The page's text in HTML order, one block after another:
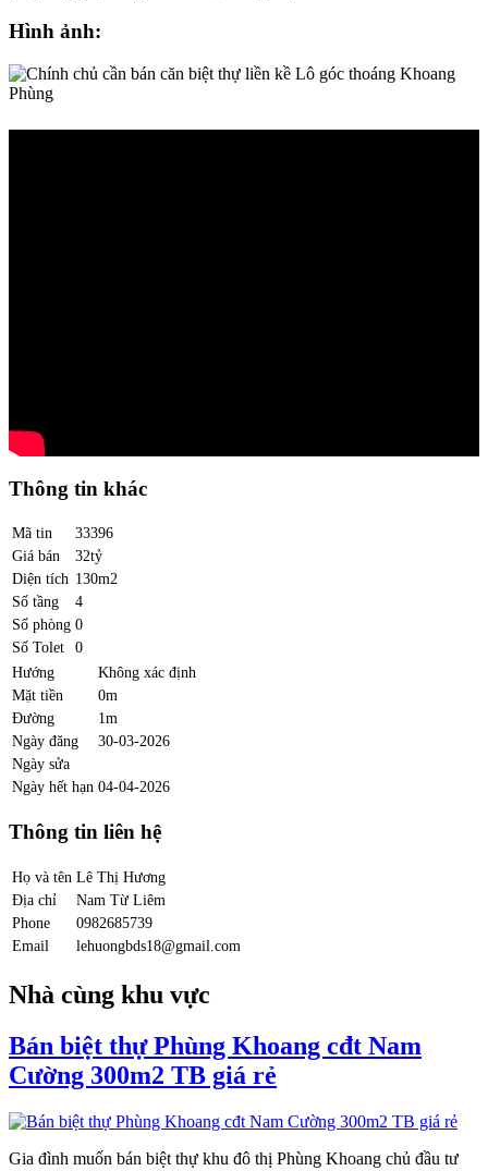
Hình ảnh:
Thông tin khác
Mã tin
33396
Giá bán
32tỷ
Diện tích 130m2
Số tầng
4
Số phòng 0
Số Tolet
0
Hướng
Không xác định
Mặt tiền
0m
Đường
1m
Ngày đăng
30-03-2026
Ngày sửa
Ngày hết hạn 04-04-2026
Thông tin liên hệ
Họ và tên Lê Thị Hương
Địa chỉ
Nam Từ Liêm
Phone
0982685739
Email
lehuongbds18@gmail.com
Nhà cùng khu vực
Bán biệt thự Phùng Khoang cđt Nam
Cường 300m2 TB giá rẻ
Gia đình muốn bán biệt thự khu đô thị Phùng Khoang chủ đầu tư